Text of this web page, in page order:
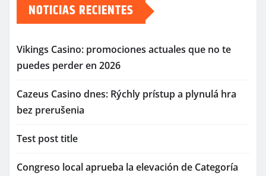
NOTICIAS RECIENTES
Vikings Casino: promociones actuales que no te
puedes perder en 2026
Cazeus Casino dnes: Rýchly prístup a plynulá hra
bez prerušenia
Test post title
Congreso local aprueba la elevación de Categoría